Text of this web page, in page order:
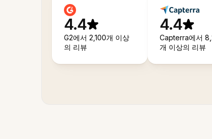
4.4
G2에서 2,100개 이상
의 리뷰
4.4
Capterra에서
개 이상의 리뷰